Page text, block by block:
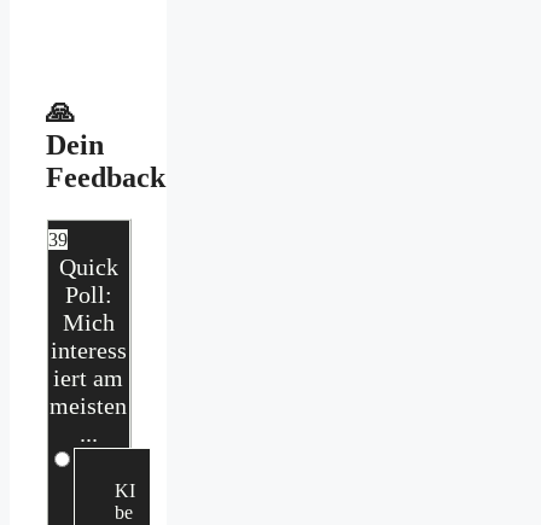
🙏
Dein
Feedback
39
Quick
Poll:
Mich
interess
iert am
meisten
...
KI
be